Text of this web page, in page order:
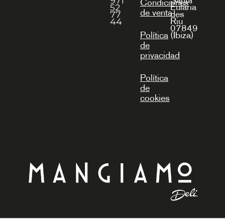
52
77
44
Condiciones
de venta
Política
de
privacidad
Política
de
cookies
Eulària
des
Riu
07849
(Ibiza)